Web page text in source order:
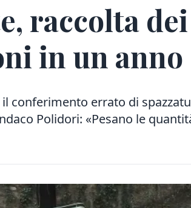
raccolta
in un anno
il conferimento errato di
Polidori: «Pesano le